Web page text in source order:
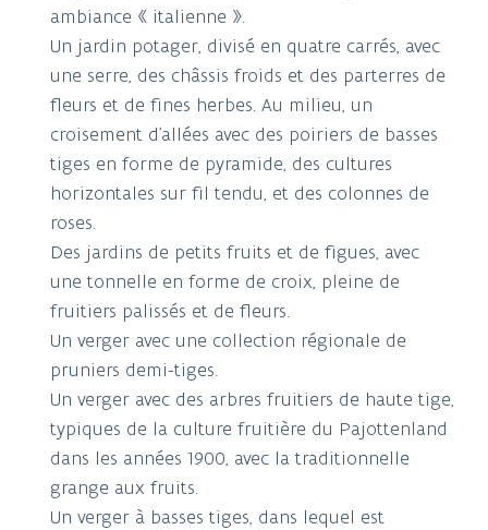
ambiance « italienne ».
Un jardin potager, divisé en quatre carrés, avec
une serre, des châssis froids et des parterres de
fleurs et de fines herbes. Au milieu, un
croisement d’allées avec des poiriers de basses
tiges en forme de pyramide, des cultures
horizontales sur fil tendu, et des colonnes de
roses.
Des jardins de petits fruits et de figues, avec
une tonnelle en forme de croix, pleine de
fruitiers palissés et de fleurs.
Un verger avec une collection régionale de
pruniers demi-tiges.
Un verger avec des arbres fruitiers de haute tige,
typiques de la culture fruitière du Pajottenland
dans les années 1900, avec la traditionnelle
grange aux fruits.
Un verger à basses tiges, dans lequel est